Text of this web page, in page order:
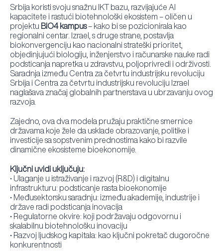
Srbija koristi svoju snažnu IKT bazu, razvijajuće AI
kapacitete i rastući biotehnološki ekosistem – oličen u
projektu BIO4 kampus– kako bi se pozicionirala kao
regionalni centar. Izrael, s druge strane, postavlja
biokonvergenciju kao nacionalni strateški prioritet,
objedinjujući biologiju, inženjerstvo i računarske nauke radi
podsticanja napretka u zdravstvu, poljoprivredi i održivosti.
Saradnja između Centra za četvrtu industrijsku revoluciju
Srbija i Centra za četvrtu industrijsku revoluciju Izrael
naglašava značaj globalnih partnerstava u ubrzavanju ovog
razvoja.
Zajedno, ova dva modela pružaju praktične smernice
državama koje žele da usklade obrazovanje, politike i
investicije sa sopstvenim prednostima kako bi razvile
dinamične ekosisteme bioekonomije.
Ključni uvidi uključuju:
• Ulaganje u istraživanje i razvoj (R&D) i digitalnu
infrastrukturu: podsticanje rasta bioekonomije
• Međusektorsku saradnju: između akademije, industrije i
države radi podsticanja inovacija
• Regulatorne okvire: koji podržavaju odgovornu i
skalabilnu biotehnološku inovaciju
• Razvoj ljudskog kapitala: kao ključni pokretač dugoročne
konkurentnosti